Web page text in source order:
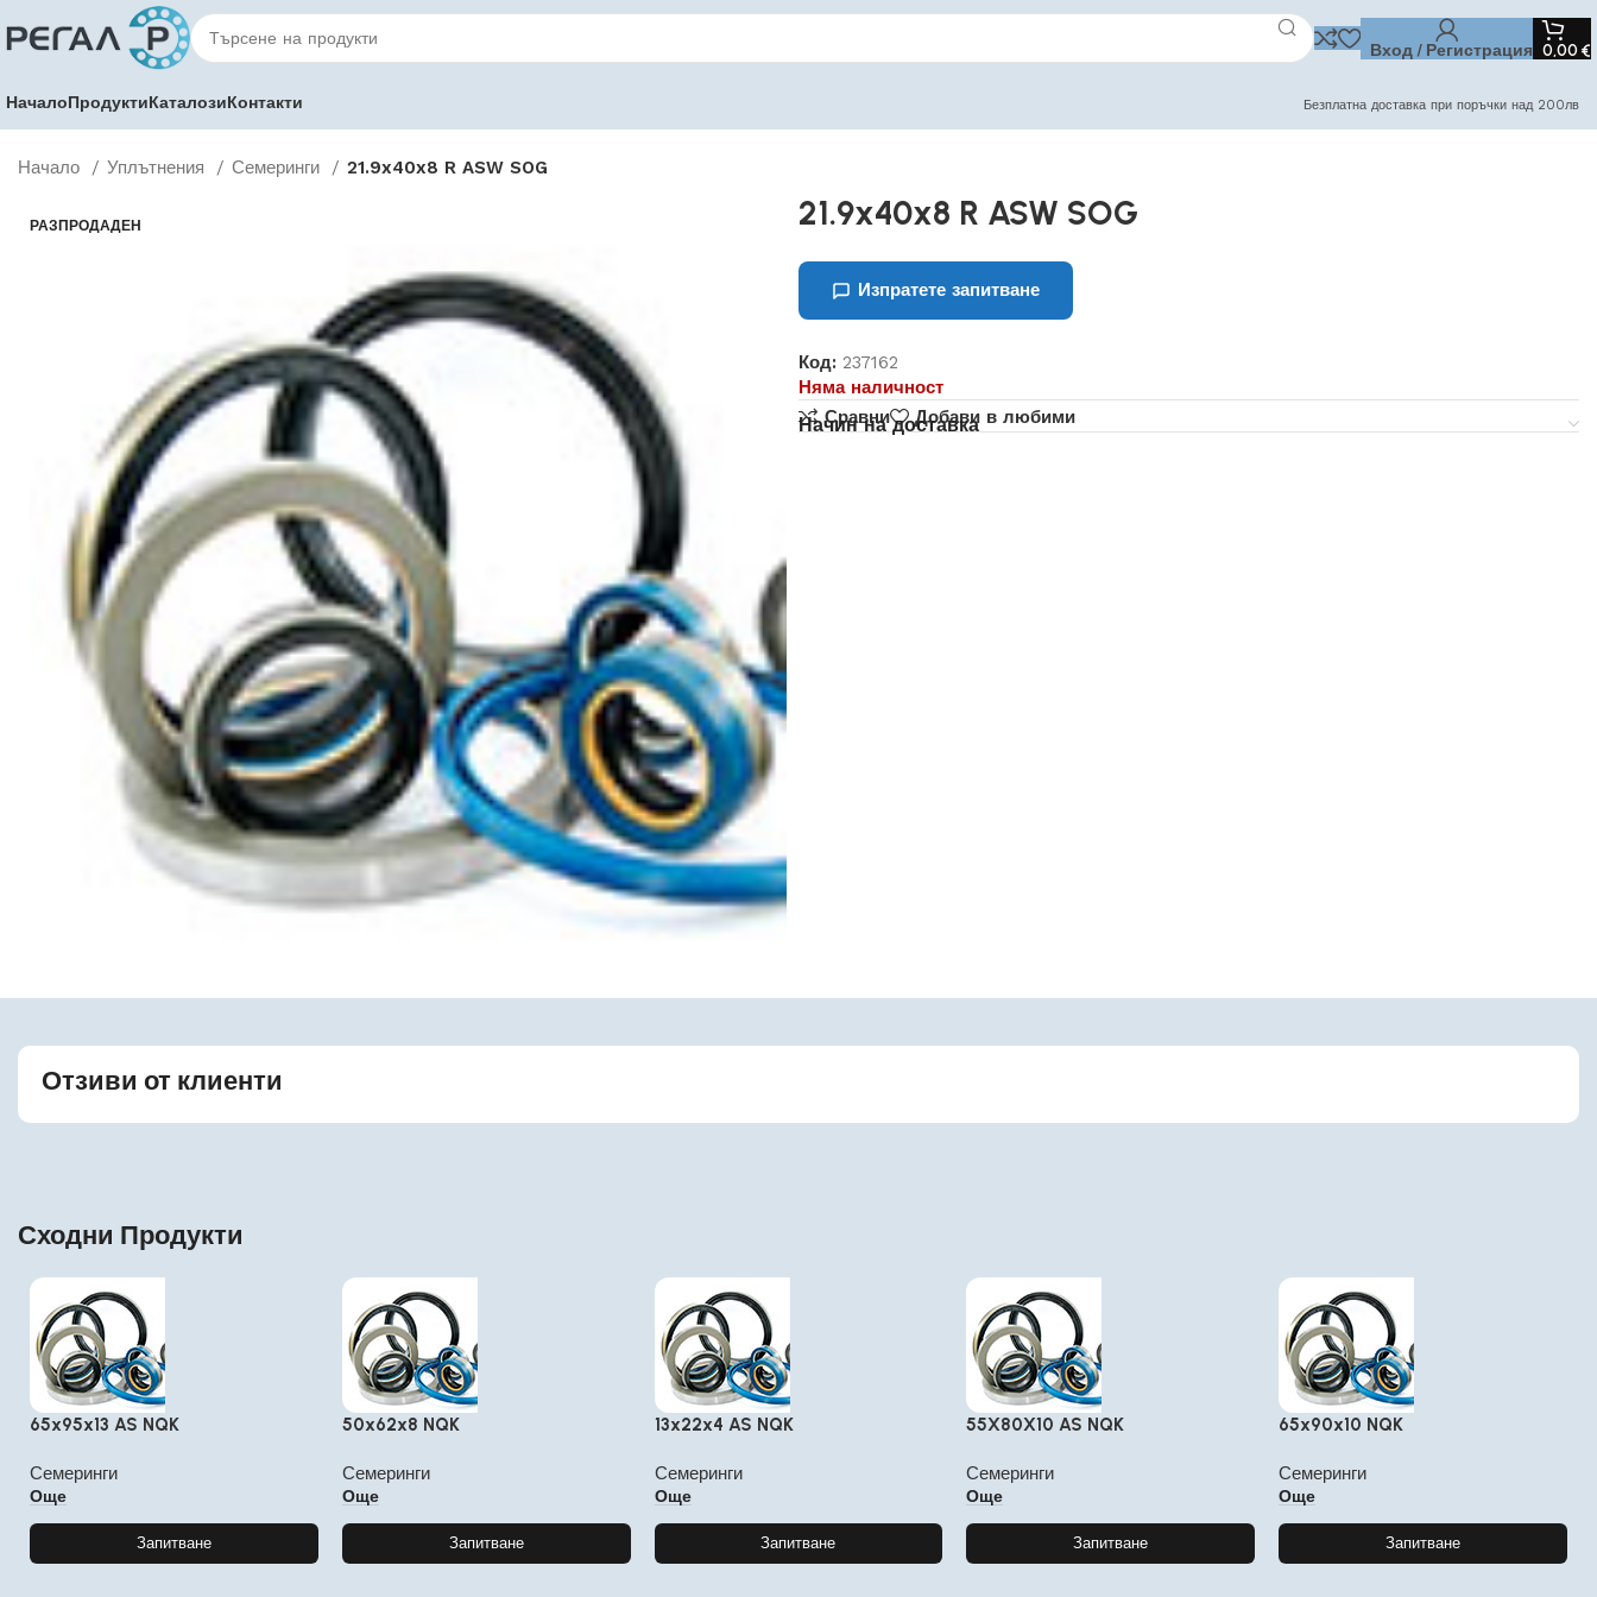
Вход / Регистрация 0,00 €
НачалоПродуктиКаталозиКонтакти Безплатна доставка при поръчки над 200лв
Начало Уплътнения Семеринги 21.9x40x8 R ASW SOG
РАЗПРОДАДЕН 21.9x40x8 R ASW SOG
Изпратете запитване
Код: 237162
Няма наличност
Сравни
Добави в любими
Начин на доставка
Отзиви от клиенти
Сходни Продукти
65x95x13 AS NQK
Семеринги
Още
Запитване
50x62x8 NQK
Семеринги
Още
Запитване
13x22x4 AS NQK
Семеринги
Още
Запитване
55X80X10 AS NQK
Семеринги
Още
Запитване
65x90x10 NQK
Семеринги
Още
Запитване